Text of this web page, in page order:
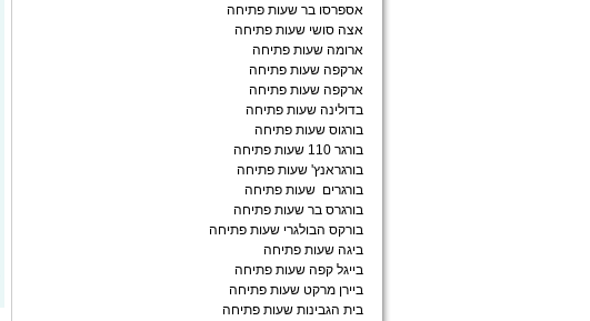
אספרסו בר שעות פתיחה
אצה סושי שעות פתיחה
ארומה שעות פתיחה
ארקפה שעות פתיחה
ארקפה שעות פתיחה
בדולינה שעות פתיחה
בורגוס שעות פתיחה
בורגר 110 שעות פתיחה
בורגראנץ' שעות פתיחה
בורגרים שעות פתיחה
בורגרס בר שעות פתיחה
בורקס הבולגרי שעות פתיחה
ביגה שעות פתיחה
בייגל קפה שעות פתיחה
ביירן מרקט שעות פתיחה
בית הגבינות שעות פתיחה